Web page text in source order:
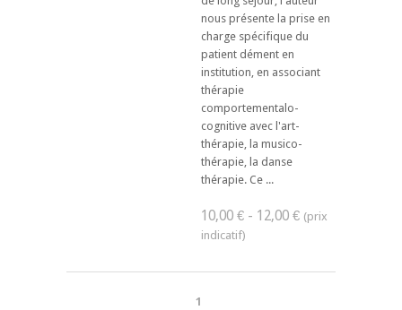
nous présente la prise en
charge spécifique du
patient dément en
institution, en associant
thérapie
comportementalo-
cognitive avec l'art-
thérapie, la musico-
thérapie, la danse
thérapie. Ce ...
10,00 € - 12,00 €
1